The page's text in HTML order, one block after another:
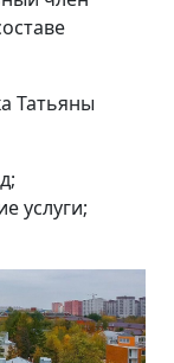
Татьяны
услуги;